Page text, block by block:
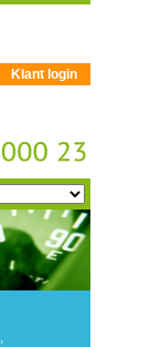
Klant login